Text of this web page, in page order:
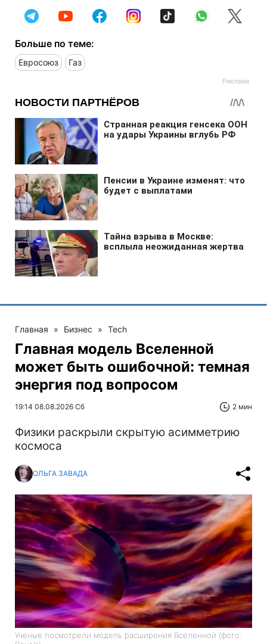
Больше по теме:
Евросоюз Газ
Главная » Бизнес » Tech
Главная модель Вселенной
может быть ошибочной: темная
энергия под вопросом
19:14 08.08.2026 Сб 2 мин
Физики раскрыли скрытую асимметрию
космоса
ОЛЬГА ЗАВАДА
Ученые посмотрели модель расширения Вселенной (фото: